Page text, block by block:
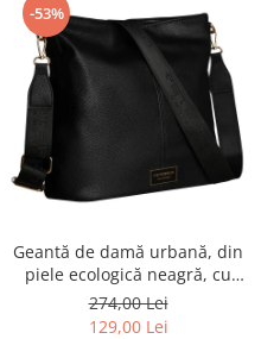
-53%
Geantă de damă urbană, din
piele ecologică neagră, cu
curea reglabilă - Peterson
PTR-PTN JK6-06-6642
274,00 Lei
129,00 Lei